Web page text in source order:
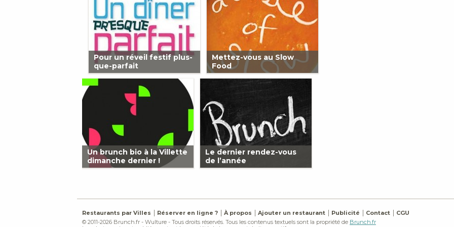
Pour un réveil festif plus-
que-parfait
Mettez-vous au Slow
Food
Un brunch bio à la Villette
dimanche dernier !
Le dernier rendez-vous
de l’année
Restaurants par Villes Réserver en ligne ? À propos Ajouter un restaurant Publicité Contact
CGU
© 2011-2026 Brunch.fr - Wulture - Tous droits réservés. Tous les contenus textuels sont la propriété de Brunch.fr